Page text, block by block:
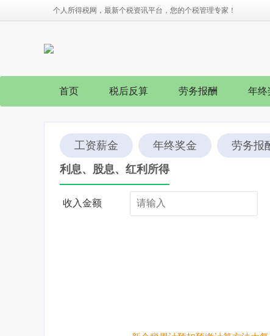
个人所得税网，最新个税资讯平台，您的个税管理专家！
首页 税后反算 劳务报酬 年终
工资薪金 年终奖金 劳务报
利息、股息、红利所得
收入金额